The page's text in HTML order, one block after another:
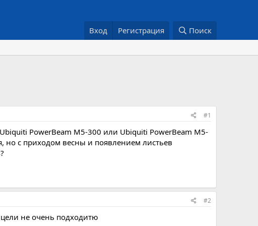
Вход Регистрация Поиск
#1
PowerBeam M5-300 или Ubiquiti PowerBeam M5-
но с приходом весны и появлением листьев
#2
не очень подходитю